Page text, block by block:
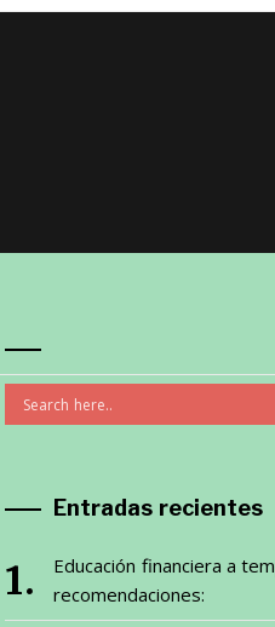
Entradas recientes
Educación financiera a
recomendaciones: